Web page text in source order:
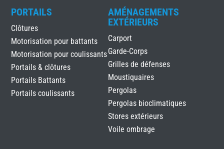
PORTAILS
Clôtures
Motorisation pour battants
Motorisation pour coulissants
Portails & clôtures
Portails Battants
Portails coulissants
AMÉNAGEMENTS
EXTÉRIEURS
Carport
Garde-Corps
Grilles de défenses
Moustiquaires
Pergolas
Pergolas bioclimatiques
Stores extérieurs
Voile ombrage